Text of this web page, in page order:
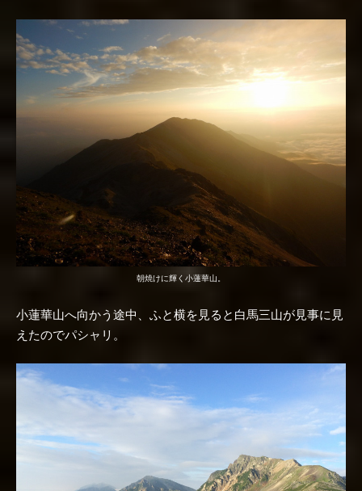
朝焼けに輝く小蓮華山。
小蓮華山へ向かう途中、ふと横を見ると白馬三山が見事に見
えたのでパシャリ。